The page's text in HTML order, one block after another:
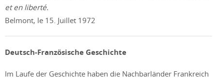
et en liberté.
Belmont, le 15. Juillet 1972
Deutsch-Französische Geschichte
Im Laufe der Geschichte haben die Nachbarländer Frankreich